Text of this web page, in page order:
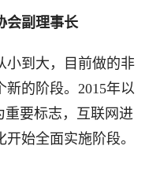
会副理事长
小到大，目前做的非
的阶段。 2015年以
重要标志，互联网进
始全面实施阶段。